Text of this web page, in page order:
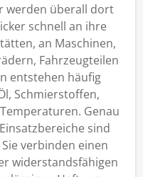
werden überall dort
schnell an ihre
an Maschinen,
Fahrzeugteilen
entstehen häufig
Schmierstoffen,
Genau
sind
verbinden einen
widerstandsfähigen